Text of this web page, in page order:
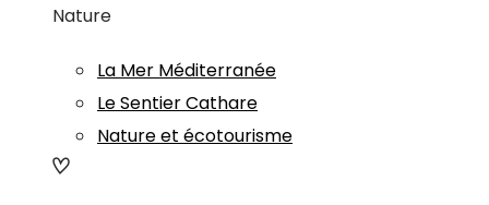
Nature
La Mer Méditerranée
Le Sentier Cathare
Nature et écotourisme